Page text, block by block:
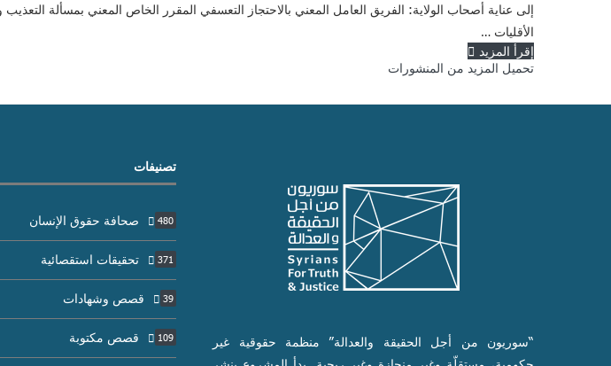
إلى عناية أصحاب الولاية: الفريق العامل المعني بالاحتجاز التعسفي المقرر الخاص المعني بمسألة
الأقليات …
إقرأ المزيد
تحميل المزيد من المنشورات
“سوريون من أجل الحقيقة والعدالة” منظمة حقوقية غير
تصنيفات
صحافة حقوق الإنسان 480
تحقيقات استقصائية 371
قصص وشهادات 39
قصص مكتوبة 109